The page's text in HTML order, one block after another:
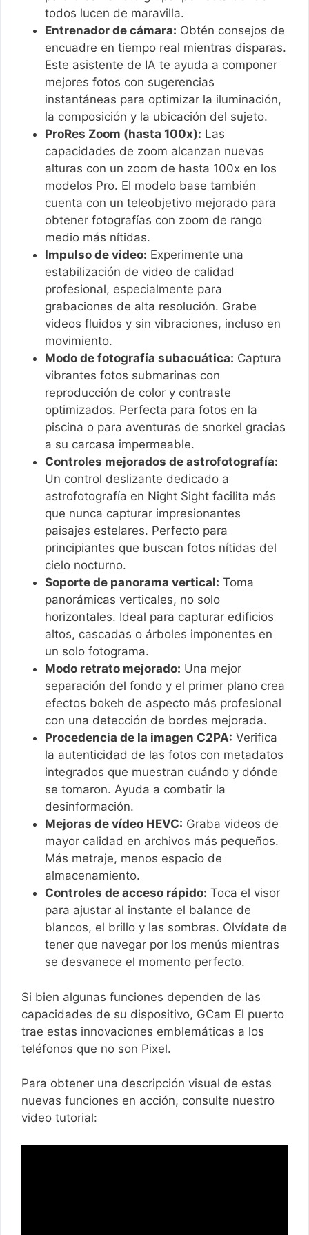
todos lucen de maravilla.
Entrenador de cámara: Obtén consejos de
encuadre en tiempo real mientras disparas.
Este asistente de IA te ayuda a componer
mejores fotos con sugerencias
instantáneas para optimizar la iluminación,
la composición y la ubicación del sujeto.
ProRes Zoom (hasta 100x): Las
capacidades de zoom alcanzan nuevas
alturas con un zoom de hasta 100x en los
modelos Pro. El modelo base también
cuenta con un teleobjetivo mejorado para
obtener fotografías con zoom de rango
medio más nítidas.
Impulso de video: Experimente una
estabilización de video de calidad
profesional, especialmente para
grabaciones de alta resolución. Grabe
videos fluidos y sin vibraciones, incluso en
movimiento.
Modo de fotografía subacuática: Captura
vibrantes fotos submarinas con
reproducción de color y contraste
optimizados. Perfecta para fotos en la
piscina o para aventuras de snorkel gracias
a su carcasa impermeable.
Controles mejorados de astrofotografía:
Un control deslizante dedicado a
astrofotografía en Night Sight facilita más
que nunca capturar impresionantes
paisajes estelares. Perfecto para
principiantes que buscan fotos nítidas del
cielo nocturno.
Soporte de panorama vertical: Toma
panorámicas verticales, no solo
horizontales. Ideal para capturar edificios
altos, cascadas o árboles imponentes en
un solo fotograma.
Modo retrato mejorado: Una mejor
separación del fondo y el primer plano crea
efectos bokeh de aspecto más profesional
con una detección de bordes mejorada.
Procedencia de la imagen C2PA: Verifica
la autenticidad de las fotos con metadatos
integrados que muestran cuándo y dónde
se tomaron. Ayuda a combatir la
desinformación.
Mejoras de vídeo HEVC: Graba videos de
mayor calidad en archivos más pequeños.
Más metraje, menos espacio de
almacenamiento.
Controles de acceso rápido: Toca el visor
para ajustar al instante el balance de
blancos, el brillo y las sombras. Olvídate de
tener que navegar por los menús mientras
se desvanece el momento perfecto.
Si bien algunas funciones dependen de las
capacidades de su dispositivo, GCam El puerto
trae estas innovaciones emblemáticas a los
teléfonos que no son Pixel.
Para obtener una descripción visual de estas
nuevas funciones en acción, consulte nuestro
video tutorial: